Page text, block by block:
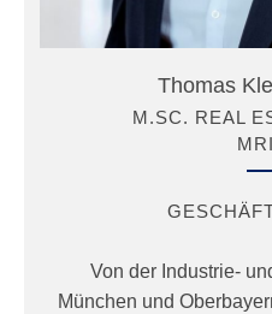
Thomas
M.SC. REAL
Von der Industrie-
München und